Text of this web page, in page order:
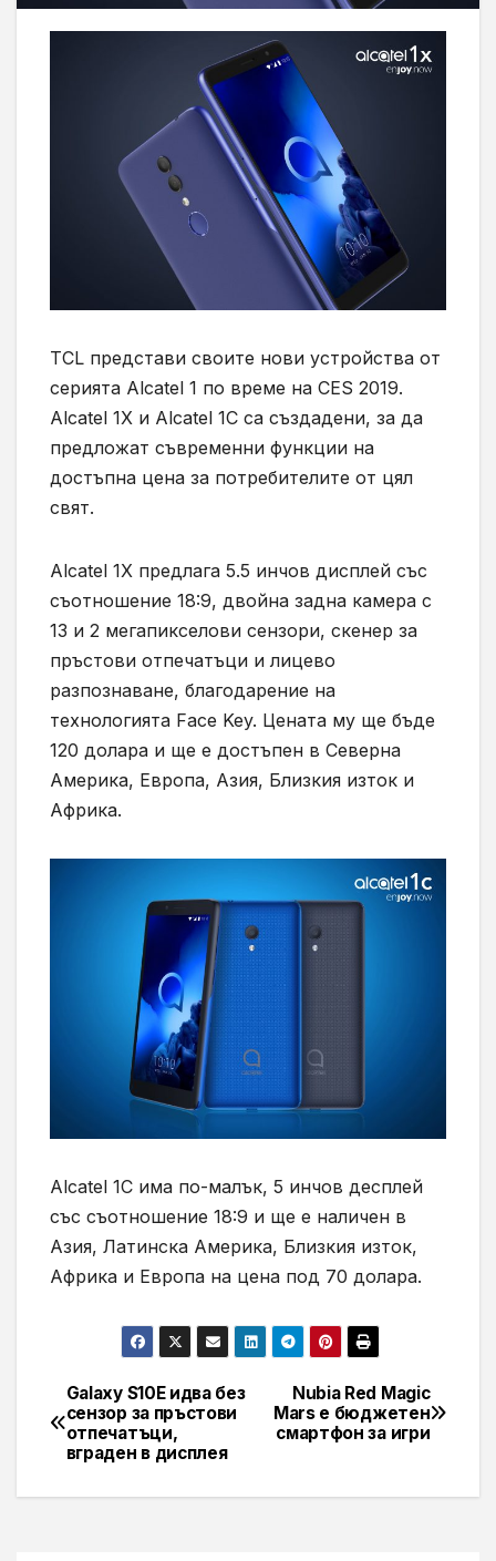
TCL представи своите нови устройства от
серията Alcatel 1 по време на CES 2019.
Alcatel 1X и Alcatel 1C са създадени, за да
предложат съвременни функции на
достъпна цена за потребителите от цял
свят.
Alcatel 1X предлага 5.5 инчов дисплей със
съотношение 18:9, двойна задна камера с
13 и 2 мегапикселови сензори, скенер за
пръстови отпечатъци и лицево
разпознаване, благодарение на
технологията Face Key. Цената му ще бъде
120 долара и ще е достъпен в Северна
Америка, Европа, Азия, Близкия изток и
Африка.
Alcatel 1C има по-малък, 5 инчов десплей
със съотношение 18:9 и ще е наличен в
Азия, Латинска Америка, Близкия изток,
Африка и Европа на цена под 70 долара.
Навигация
Nubia Red Magic
Mars е бюджетен
смартфон за игри
Galaxy S10E идва без
сензор за пръстови
отпечатъци,
вграден в дисплея